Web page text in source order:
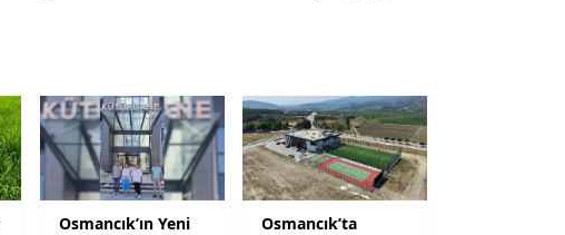
Yozgat
Zonguldak
Aksaray
Osmancık’ın Yeni
Osmancık’ta